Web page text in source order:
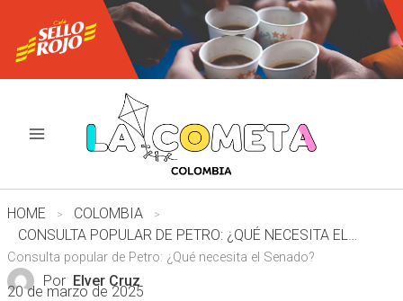
contenido
HOME
COLOMBIA
CONSULTA POPULAR DE PETRO: ¿QUÉ NECESITA EL SENADO?
Consulta popular de Petro: ¿Qué necesita el Senado?
Por Elver Cruz
20 de marzo de 2025